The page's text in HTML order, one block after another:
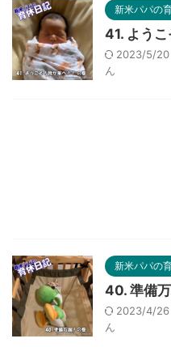
新米パパの
41. よう
2023/5/20
ん
新米パパの
40. 準備
2023/4/26
ん